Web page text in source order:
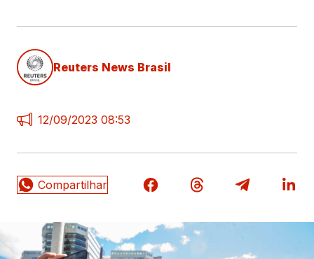
Reuters News Brasil
12/09/2023 08:53